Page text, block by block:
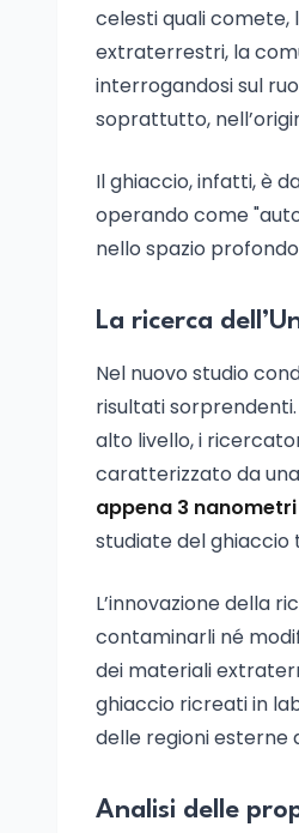
celesti quali comete,
extraterrestri, la
interrogandosi sul
soprattutto,
Il ghiaccio, infatti, è
operando come
nello spazio
La ricerca
Nel nuovo studio
risultati
alto livello, i
caratterizzato da
appena 3
studiate del ghiaccio
L’innovazione della
contaminarli né
dei materiali
ghiaccio ricreati in
delle regioni esterne
Analisi delle